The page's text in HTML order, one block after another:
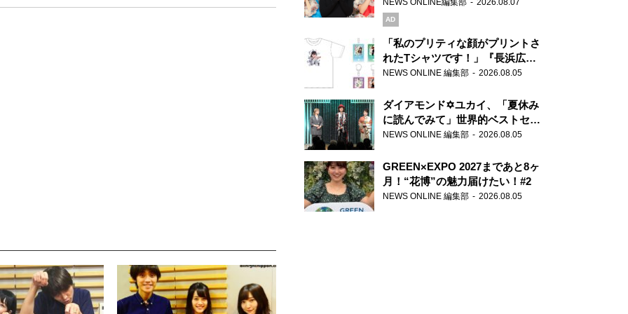
NEWS ONLINE編集部 2026.08.07
AD
「私のプリティな顔がプリントさ
れたTシャツです！」『長浜広奈
天下無双』初の番組グッズ発売
NEWS ONLINE 編集部 2026.08.05
ダイアモンド✡ユカイ、「夏休み
に読んでみて」世界的ベストセラ
ー『アナスタシア』を紹介
NEWS ONLINE 編集部 2026.08.05
GREEN×EXPO 2027まであと8ヶ
月！“花博”の魅力届けたい！#2
NEWS ONLINE 編集部 2026.08.05